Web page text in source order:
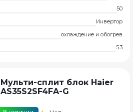
50
Инвертор
охлаждение и обогрев
5.3
Мульти-сплит блок Haier
AS35S2SF4FA-G